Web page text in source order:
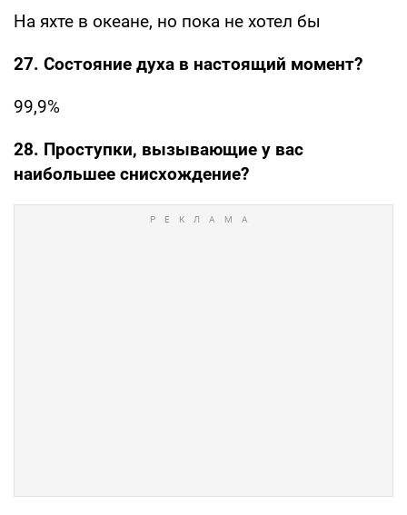
На яхте в океане, но пока не хотел бы
27. Состояние духа в настоящий момент?
99,9%
28. Проступки, вызывающие у вас
наибольшее снисхождение?